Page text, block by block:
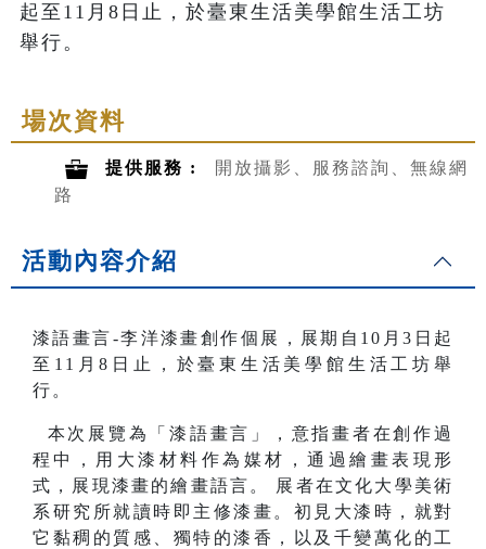
起至11月8日止，於臺東生活美學館生活工坊
舉行。
場次資料
提供服務 :
開放攝影、服務諮詢、無線網
路
活動內容介紹
漆語畫言-李洋漆畫創作個展，展期自10月3日起
至11月8日止，於臺東生活美學館生活工坊舉
行。
本次展覽為「漆語畫言」，意指畫者在創作過
程中，用大漆材料作為媒材，通過繪畫表現形
式，展現漆畫的繪畫語言。 展者在文化大學美術
系研究所就讀時即主修漆畫。初見大漆時，就對
它黏稠的質感、獨特的漆香，以及千變萬化的工